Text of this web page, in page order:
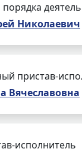
Николаевич
пристав-
Вячеславовна
исполнитель